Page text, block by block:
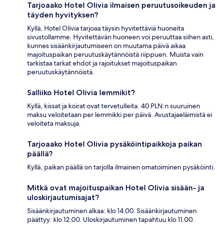
Tarjoaako Hotel Olivia ilmaisen peruutusoikeuden ja
täyden hyvityksen?
Kyllä, Hotel Olivia tarjoaa täysin hyvitettäviä huoneita
sivustollamme. Hyvitettävän huoneen voi peruuttaa siihen asti,
kunnes sisäänkirjautumiseen on muutama päivä aikaa
majoituspaikan peruutuskäytännöistä riippuen. Muista vain
tarkistaa tarkat ehdot ja rajoitukset majoituspaikan
peruutuskäytännöistä.
Salliiko Hotel Olivia lemmikit?
Kyllä, kissat ja koirat ovat tervetulleita. 40 PLN:n suuruinen
maksu veloitetaan per lemmikki per päivä. Avustajaeläimistä ei
veloiteta maksuja.
Tarjoaako Hotel Olivia pysäköintipaikkoja paikan
päällä?
Kyllä, paikan päällä on tarjolla ilmainen omatoiminen pysäköinti.
Mitkä ovat majoituspaikan Hotel Olivia sisään- ja
uloskirjautumisajat?
Sisäänkirjautuminen alkaa: klo 14.00. Sisäänkirjautuminen
päättyy: klo 12.00. Uloskirjautuminen tapahtuu klo 11.00.